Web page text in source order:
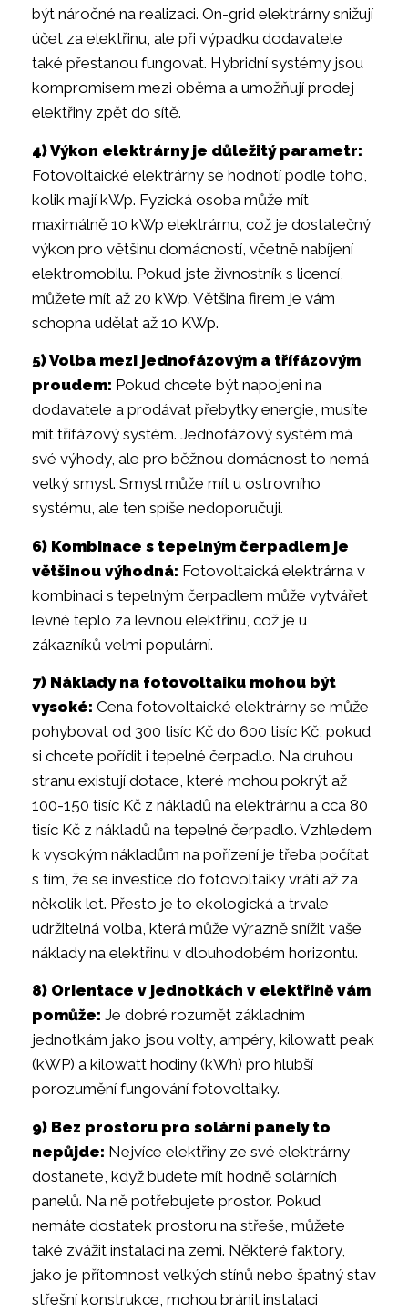
být náročné na realizaci. On-grid elektrárny snižují
účet za elektřinu, ale při výpadku dodavatele
také přestanou fungovat. Hybridní systémy jsou
kompromisem mezi oběma a umožňují prodej
elektřiny zpět do sítě.
4) Výkon elektrárny je důležitý parametr:
Fotovoltaické elektrárny se hodnotí podle toho,
kolik mají kWp. Fyzická osoba může mít
maximálně 10 kWp elektrárnu, což je dostatečný
výkon pro většinu domácností, včetně nabíjení
elektromobilu. Pokud jste živnostník s licencí,
můžete mít až 20 kWp. Většina firem je vám
schopna udělat až 10 KWp.
5) Volba mezi jednofázovým a třífázovým
proudem: Pokud chcete být napojeni na
dodavatele a prodávat přebytky energie, musíte
mít třífázový systém. Jednofázový systém má
své výhody, ale pro běžnou domácnost to nemá
velký smysl. Smysl může mít u ostrovního
systému, ale ten spíše nedoporučuji.
6) Kombinace s tepelným čerpadlem je
většinou výhodná: Fotovoltaická elektrárna v
kombinaci s tepelným čerpadlem může vytvářet
levné teplo za levnou elektřinu, což je u
zákazníků velmi populární.
7) Náklady na fotovoltaiku mohou být
vysoké: Cena fotovoltaické elektrárny se může
pohybovat od 300 tisíc Kč do 600 tisíc Kč, pokud
si chcete pořídit i tepelné čerpadlo. Na druhou
stranu existují dotace, které mohou pokrýt až
100-150 tisíc Kč z nákladů na elektrárnu a cca 80
tisíc Kč z nákladů na tepelné čerpadlo. Vzhledem
k vysokým nákladům na pořízení je třeba počítat
s tím, že se investice do fotovoltaiky vrátí až za
několik let. Přesto je to ekologická a trvale
udržitelná volba, která může výrazně snížit vaše
náklady na elektřinu v dlouhodobém horizontu.
8) Orientace v jednotkách v elektřině vám
pomůže: Je dobré rozumět základním
jednotkám jako jsou volty, ampéry, kilowatt peak
(kWP) a kilowatt hodiny (kWh) pro hlubší
porozumění fungování fotovoltaiky.
9) Bez prostoru pro solární panely to
nepůjde: Nejvíce elektřiny ze své elektrárny
dostanete, když budete mít hodně solárních
panelů. Na ně potřebujete prostor. Pokud
nemáte dostatek prostoru na střeše, můžete
také zvážit instalaci na zemi. Některé faktory,
jako je přítomnost velkých stínů nebo špatný stav
střešní konstrukce, mohou bránit instalaci